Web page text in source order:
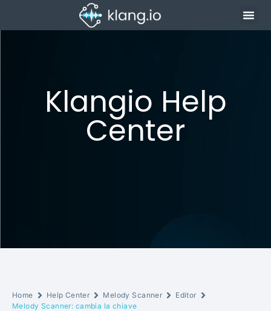
Klangio Help
Center
Home Help Center Melody Scanner
Editor
Melody Scanner: cambia la chiave